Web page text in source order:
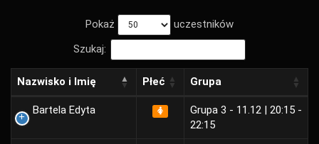
Pokaż
uczestników
Szukaj:
Nazwisko i Imię Płeć Grupa
Bartela Edyta
Grupa 3 - 11.12 | 20:15 -
22:15